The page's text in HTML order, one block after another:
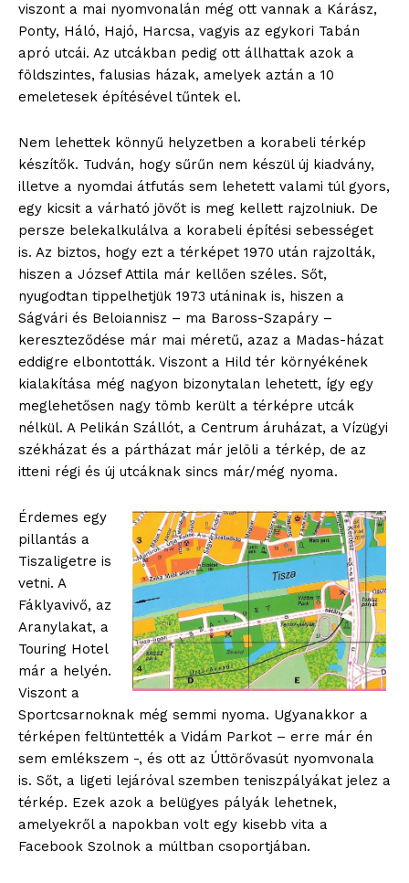
viszont a mai nyomvonalán még ott vannak a Kárász,
Ponty, Háló, Hajó, Harcsa, vagyis az egykori Tabán
apró utcái. Az utcákban pedig ott állhattak azok a
földszintes, falusias házak, amelyek aztán a 10
emeletesek építésével tűntek el.
Nem lehettek könnyű helyzetben a korabeli térkép
készítők. Tudván, hogy sűrűn nem készül új kiadvány,
illetve a nyomdai átfutás sem lehetett valami túl gyors,
egy kicsit a várható jövőt is meg kellett rajzolniuk. De
persze belekalkulálva a korabeli építési sebességet
is. Az biztos, hogy ezt a térképet 1970 után rajzolták,
hiszen a József Attila már kellően széles. Sőt,
nyugodtan tippelhetjük 1973 utáninak is, hiszen a
Ságvári és Beloiannisz – ma Baross-Szapáry –
kereszteződése már mai méretű, azaz a Madas-házat
eddigre elbontották. Viszont a Hild tér környékének
kialakítása még nagyon bizonytalan lehetett, így egy
meglehetősen nagy tömb került a térképre utcák
nélkül. A Pelikán Szállót, a Centrum áruházat, a Vízügyi
székházat és a pártházat már jelöli a térkép, de az
itteni régi és új utcáknak sincs már/még nyoma.
Érdemes egy
pillantás a
Tiszaligetre is
vetni. A
Fáklyavivő, az
Aranylakat, a
Touring Hotel
már a helyén.
Viszont a
Sportcsarnoknak még semmi nyoma. Ugyanakkor a
térképen feltüntették a Vidám Parkot – erre már én
sem emlékszem -, és ott az Úttörővasút nyomvonala
is. Sőt, a ligeti lejáróval szemben teniszpályákat jelez a
térkép. Ezek azok a belügyes pályák lehetnek,
amelyekről a napokban volt egy kisebb vita a
Facebook Szolnok a múltban csoportjában.